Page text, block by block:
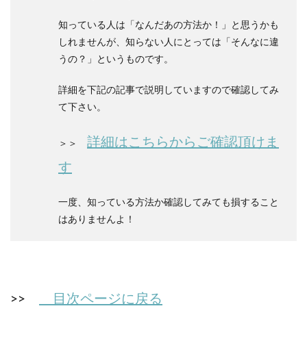
知っている人は「なんだあの方法か！」と思うかも
しれませんが、知らない人にとっては「そんなに違
うの？」というものです。
詳細を下記の記事で説明していますので確認してみ
て下さい。
＞＞ 詳細はこちらからご確認頂けま
す
一度、知っている方法か確認してみても損すること
はありませんよ！
>> 目次ページに戻る